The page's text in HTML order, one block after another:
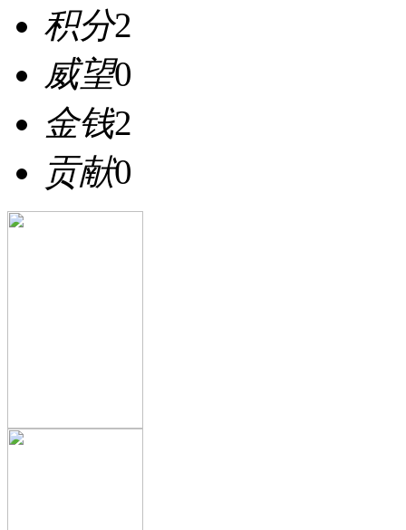
积分2
威望0
金钱2
贡献0